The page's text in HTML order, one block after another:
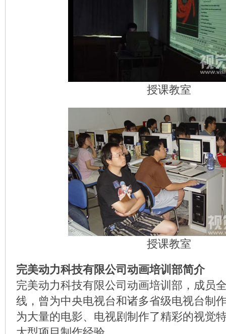
授课教室
授课教室
完美动力科技有限公司动画培训部简介
完美动力科技有限公司动画培训部，成员
线，曾为中央电视台和诸多省级电视台制
为大量的电影、电视剧制作了精彩的视觉